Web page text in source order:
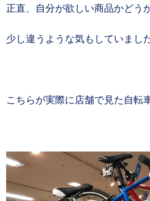
正直、自分が欲しい商品かどう
少し違うような気もしていました
こちらが実際に店舗で見た自転